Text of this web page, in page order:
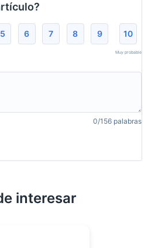
5 6 7 8 9 10
Muy probable
0/156 palabras
interesar